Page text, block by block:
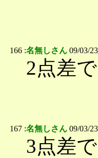
166 :名無しさん 09/03/
2点差
167 :名無しさん 09/03/
3点差